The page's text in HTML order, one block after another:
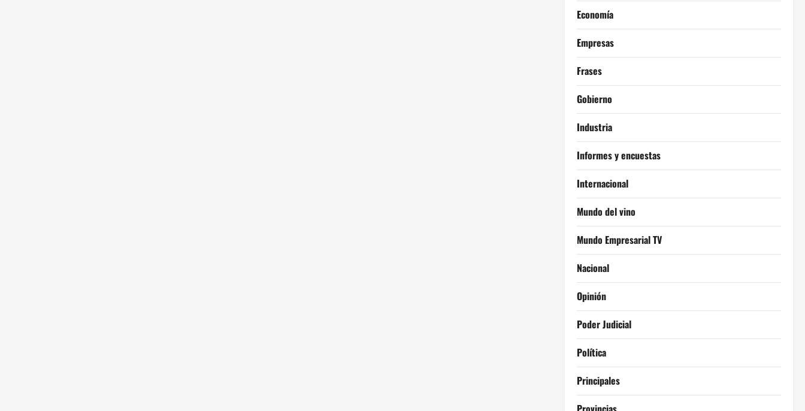
Economía
Empresas
Frases
Gobierno
Industria
Informes y encuestas
Internacional
Mundo del vino
Mundo Empresarial TV
Nacional
Opinión
Poder Judicial
Política
Principales